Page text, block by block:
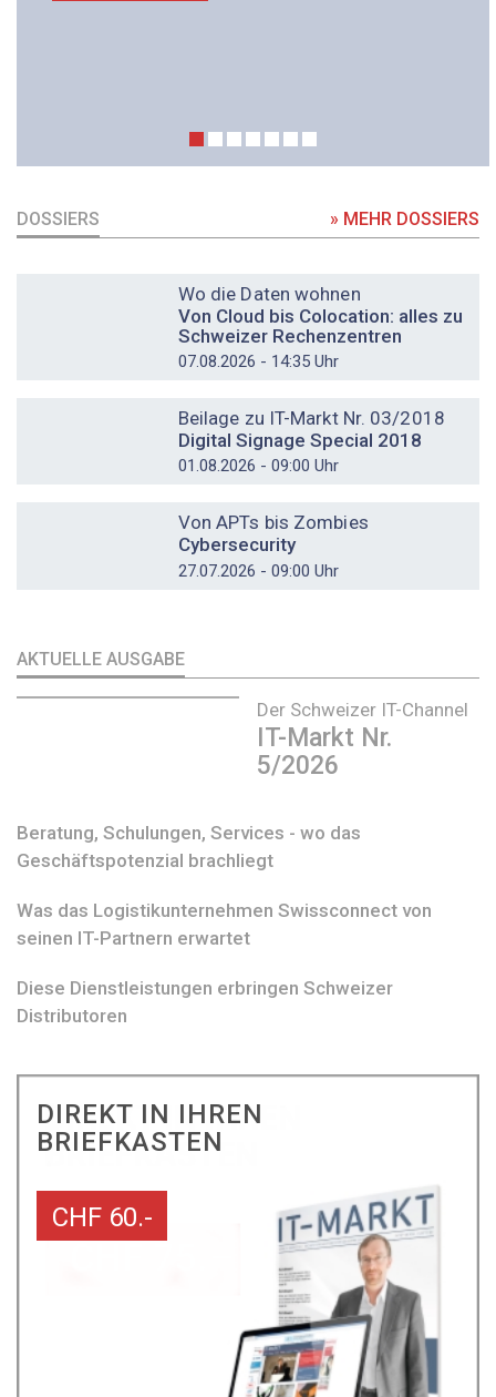
DOSSIERS » MEHR DOSSIERS
Wo die Daten wohnen
Von Cloud bis Colocation: alles zu
Schweizer Rechenzentren
07.08.2026 - 14:35 Uhr
Beilage zu IT-Markt Nr. 03/2018
Digital Signage Special 2018
01.08.2026 - 09:00 Uhr
Von APTs bis Zombies
Cybersecurity
27.07.2026 - 09:00 Uhr
AKTUELLE AUSGABE
Der Schweizer IT-Channel
IT-Markt Nr.
5/2026
Beratung, Schulungen, Services - wo das
Geschäftspotenzial brachliegt
Was das Logistikunternehmen Swissconnect von
seinen IT-Partnern erwartet
Diese Dienstleistungen erbringen Schweizer
Distributoren
DIREKT IN IHREN
BRIEFKASTEN
CHF 60.-